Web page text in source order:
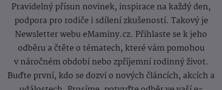
Pravidelný přísun novinek, inspirace na každý den,
podpora pro rodiče i sdílení zkušeností. Takový je
Newsletter webu eMaminy.cz. Přihlaste se k jeho
odběru a čtěte o tématech, které vám pomohou
v náročném období nebo zpříjemní rodinný život.
Buďte první, kdo se dozví o nových článcích, akcích a